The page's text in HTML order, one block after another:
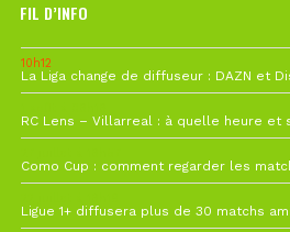
FIL D’INFO
10h12